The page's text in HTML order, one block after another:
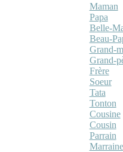
Maman
Papa
Belle-
Beau-
Grand-
Grand-
Frère
Soeur
Tata
Tonton
Cousine
Cousin
Parrain
Marraine